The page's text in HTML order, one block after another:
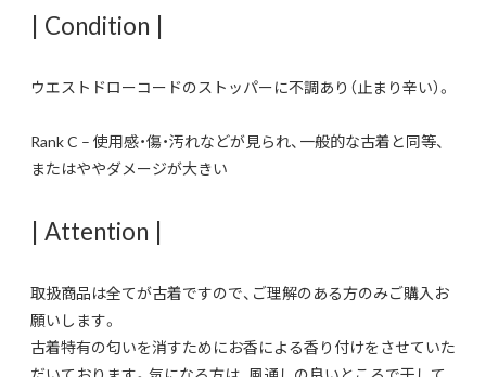
| Condition |
ウエストドローコードのストッパーに不調あり（止まり辛い）。
Rank C – 使用感・傷・汚れなどが見られ、一般的な古着と同等、
またはややダメージが大きい
| Attention |
取扱商品は全てが古着ですので、ご理解のある方のみご購入お
願いします。
古着特有の匂いを消すためにお香による香り付けをさせていた